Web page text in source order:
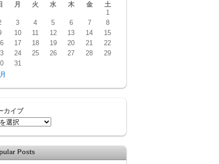
月 火 水 木 金
土
1
3 4 5 6 7
8
10 11 12 13 14
15
17 18 19 20 21
22
24 25 26 27 28
29
31
カイブ
Posts